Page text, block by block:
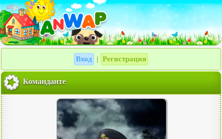
Вход Регистрация
Команданте